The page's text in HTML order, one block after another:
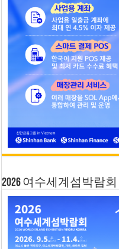
2026 여수세계섬박람회